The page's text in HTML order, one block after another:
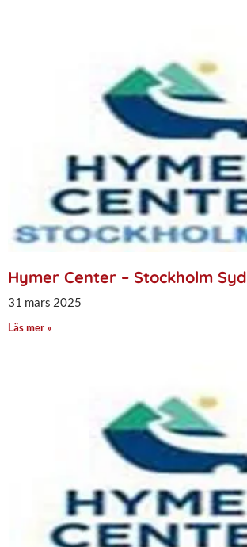
Hymer Center – Stockholm Syd
31 mars 2025
Läs mer »